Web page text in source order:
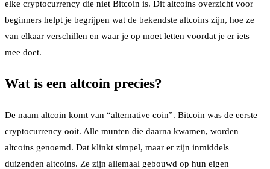
elke cryptocurrency die niet Bitcoin is. Dit altcoins overzicht voor
beginners helpt je begrijpen wat de bekendste altcoins zijn, hoe ze
van elkaar verschillen en waar je op moet letten voordat je er iets
mee doet.
Wat is een altcoin precies?
De naam altcoin komt van “alternative coin”. Bitcoin was de eerste
cryptocurrency ooit. Alle munten die daarna kwamen, worden
altcoins genoemd. Dat klinkt simpel, maar er zijn inmiddels
duizenden altcoins. Ze zijn allemaal gebouwd op hun eigen